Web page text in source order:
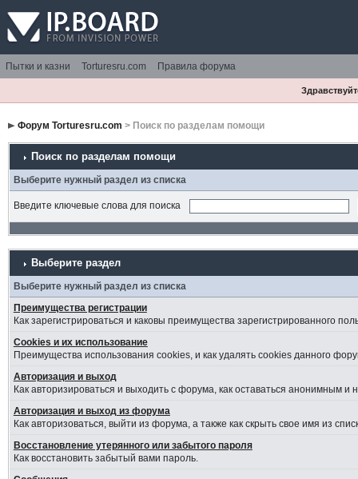
Пытки и казни Torturesru.com Правила форума
Форум Torturesru.com > Поиск по разделам помощи
Поиск по разделам помощи
Выберите нужный раздел из списка
Введите ключевые слова для поиска
Выберите раздел
Выберите нужный раздел из списка
Преимущества регистрации
Как зарегистрироваться и каковы преимущества зарегистрированного
Cookies и их использование
Преимущества использования cookies, и как удалять cookies данного
Авторизация и выход
Как авторизироваться и выходить с форума, как оставаться анонимным
Авторизация и выход из форума
Как авторизоваться, выйти из форума, а также как скрыть свое имя из
Восстановление утерянного или забытого пароля
Как восстановить забытый вами пароль.